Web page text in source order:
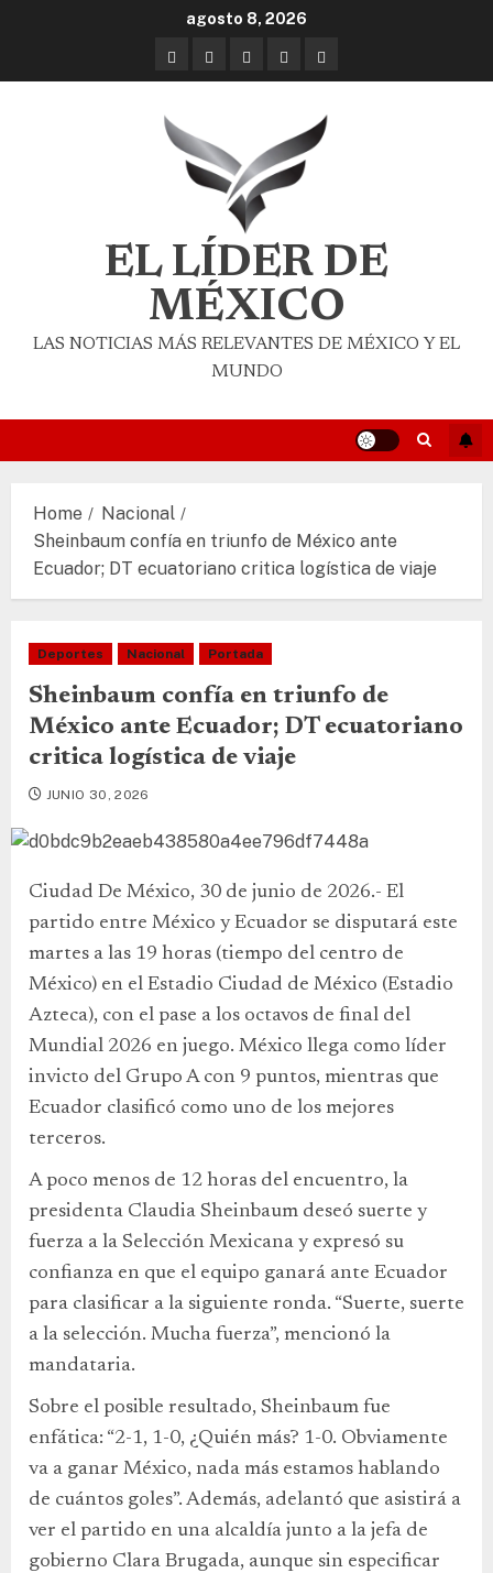
agosto 8, 2026
EL LÍDER DE
MÉXICO
LAS NOTICIAS MÁS RELEVANTES DE MÉXICO Y EL
MUNDO
Home
Nacional
Sheinbaum confía en triunfo de México ante
Ecuador; DT ecuatoriano critica logística de viaje
Deportes Nacional Portada
Sheinbaum confía en triunfo de
México ante Ecuador; DT ecuatoriano
critica logística de viaje
JUNIO 30, 2026
Ciudad De México, 30 de junio de 2026.- El
partido entre México y Ecuador se disputará este
martes a las 19 horas (tiempo del centro de
México) en el Estadio Ciudad de México (Estadio
Azteca), con el pase a los octavos de final del
Mundial 2026 en juego. México llega como líder
invicto del Grupo A con 9 puntos, mientras que
Ecuador clasificó como uno de los mejores
terceros.
A poco menos de 12 horas del encuentro, la
presidenta Claudia Sheinbaum deseó suerte y
fuerza a la Selección Mexicana y expresó su
confianza en que el equipo ganará ante Ecuador
para clasificar a la siguiente ronda. “Suerte, suerte
a la selección. Mucha fuerza”, mencionó la
mandataria.
Sobre el posible resultado, Sheinbaum fue
enfática: “2-1, 1-0, ¿Quién más? 1-0. Obviamente
va a ganar México, nada más estamos hablando
de cuántos goles”. Además, adelantó que asistirá a
ver el partido en una alcaldía junto a la jefa de
gobierno Clara Brugada, aunque sin especificar